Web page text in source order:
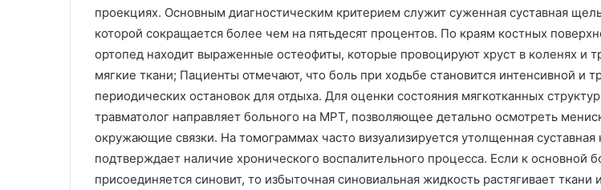
проекциях. Основным диагностическим критерием служит суженная суставная
которой сокращается более чем на пятьдесят процентов. По краям костных
ортопед находит выраженные остеофиты, которые провоцируют хруст в коленях и
мягкие ткани; Пациенты отмечают, что боль при ходьбе становится интенсивной и
периодических остановок для отдыха. Для оценки состояния мягкотканных структур
травматолог направляет больного на МРТ, позволяющее детально осмотреть
окружающие связки. На томограммах часто визуализируется утолщенная суставная
подтверждает наличие хронического воспалительного процесса. Если к основной
присоединяется синовит, то избыточная синовиальная жидкость растягивает ткани